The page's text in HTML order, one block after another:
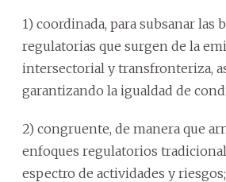
1) coordinada, para subsanar las
regulatorias que surgen de la
intersectorial y transfronteriza,
garantizando la igualdad de
2) congruente, de manera que
enfoques regulatorios
espectro de actividades y